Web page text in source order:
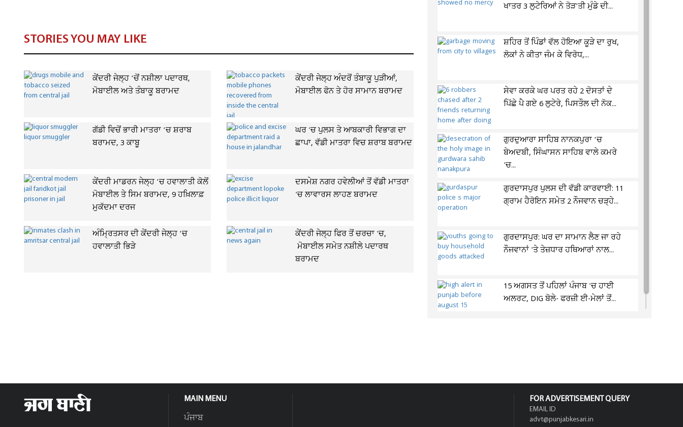
STORIES YOU MAY LIKE
ਕੇਂਦਰੀ ਜੇਲ੍ਹ ’ਚੋਂ ਨਸ਼ੀਲਾ ਪਦਾਰਥ,
ਮੋਬਾਈਲ ਅਤੇ ਤੰਬਾਕੂ ਬਰਾਮਦ
ਕੇਂਦਰੀ ਜੇਲ੍ਹ ਅੰਦਰੋਂ ਤੰਬਾਕੂ ਪੁੜੀਆਂ,
ਮੋਬਾਈਲ ਫੋਨ ਤੇ ਹੋਰ ਸਾਮਾਨ ਬਰਾਮਦ
ਗੱਡੀ ਵਿਚੋਂ ਭਾਰੀ ਮਾਤਰਾ ’ਚ ਸ਼ਰਾਬ
ਬਰਾਮਦ, 3 ਕਾਬੂ
ਘਰ 'ਚ ਪੁਲਸ ਤੇ ਆਬਕਾਰੀ ਵਿਭਾਗ ਦਾ
ਛਾਪਾ, ਵੱਡੀ ਮਾਤਰਾ ਵਿਚ ਸ਼ਰਾਬ ਬਰਾਮਦ
ਕੇਂਦਰੀ ਮਾਡਰਨ ਜੇਲ੍ਹ ’ਚ ਹਵਾਲਾਤੀ ਕੋਲੋਂ
ਮੋਬਾਈਲ ਤੇ ਸਿਮ ਬਰਾਮਦ, 9 ਹਖ਼ਿਲਾਫ਼
ਮੁਕੱਦਮਾ ਦਰਜ
ਦਸਮੇਸ਼ ਨਗਰ ਹਵੇਲੀਆਂ ਤੋਂ ਵੱਡੀ ਮਾਤਰਾ
'ਚ ਲਾਵਾਰਸ ਲਾਹਣ ਬਰਾਮਦ
ਅੰਮ੍ਰਿਤਸਰ ਦੀ ਕੇਂਦਰੀ ਜੇਲ੍ਹ ’ਚ
ਹਵਾਲਾਤੀ ਭਿੜੇ
ਕੇਂਦਰੀ ਜੇਲ੍ਹ ਫਿਰ ਤੋਂ ਚਰਚਾ 'ਚ,
ਮੋਬਾਈਲ ਸਮੇਤ ਨਸ਼ੀਲੇ ਪਦਾਰਥ
ਬਰਾਮਦ
ਖਾਤਰ 3 ਲੁਟੇਰਿਆਂ ਨੇ ਤੋੜ'ਤੀ ਮੁੰਡੇ ਦੀ...
ਸ਼ਹਿਰ ਤੋਂ ਪਿੰਡਾਂ ਵੱਲ ਹੋਇਆ ਕੂੜੇ ਦਾ ਰੁਖ,
ਲੋਕਾਂ ਨੇ ਕੀਤਾ ਜੰਮ ਕੇ ਵਿਰੋਧ,...
ਸੇਵਾ ਕਰਕੇ ਘਰ ਪਰਤ ਰਹੇ 2 ਦੋਸਤਾਂ ਦੇ
ਪਿੱਛੇ ਪੈ ਗਏ 6 ਲੁਟੇਰੇ, ਪਿਸਤੌਲ ਦੀ ਨੋਕ...
ਗੁਰਦੁਆਰਾ ਸਾਹਿਬ ਨਾਨਕਪੁਰਾ ’ਚ
ਬੇਅਦਬੀ, ਸਿੰਘਾਸਨ ਸਾਹਿਬ ਵਾਲੇ ਕਮਰੇ
'ਚ...
ਗੁਰਦਾਸਪੁਰ ਪੁਲਸ ਦੀ ਵੱਡੀ ਕਾਰਵਾਈ: 11
ਗ੍ਰਾਮ ਹੈਰੋਇਨ ਸਮੇਤ 2 ਨੌਜਵਾਨ ਚੜ੍ਹੇ...
ਗੁਰਦਾਸਪੁਰ: ਘਰ ਦਾ ਸਾਮਾਨ ਲੈਣ ਜਾ ਰਹੇ
ਨੌਜਵਾਨਾਂ 'ਤੇ ਤੇਜ਼ਧਾਰ ਹਥਿਆਰਾਂ ਨਾਲ...
15 ਅਗਸਤ ਤੋਂ ਪਹਿਲਾਂ ਪੰਜਾਬ 'ਚ ਹਾਈ
ਅਲਰਟ, DIG ਬੋਲੇ- ਫਰਜ਼ੀ ਈ-ਮੇਲਾਂ ਤੋਂ...
MAIN MENU
ਪੰਜਾਬ
FOR ADVERTISEMENT QUERY
EMAIL ID
advt@punjabkesari.in